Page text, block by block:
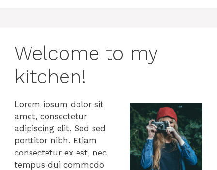
Welcome to my
kitchen!
Lorem ipsum dolor sit
amet, consectetur
adipiscing elit. Sed sed
porttitor nibh. Etiam
consectetur ex est, nec
tempus dui commodo